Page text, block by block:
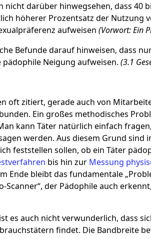
nicht darüber hinwegsehen, dass 40
höherer Prozentsatz der Nutzung
aufweisen (Vorwort: Ein
Befunde darauf hinweisen, dass
pädophile Neigung aufweisen. (3.1
oft zitiert, gerade auch von
Ein großes methodisches
kann Täter natürlich einfach
werden. Aus diesem Grund
feststellen sollen, ob ein Täter
bis hin zur Messung
Ende bleibt das fundamentale
Scanner“, der Pädophile auch
es auch nicht verwunderlich, dass
findet. Die Bandbreite